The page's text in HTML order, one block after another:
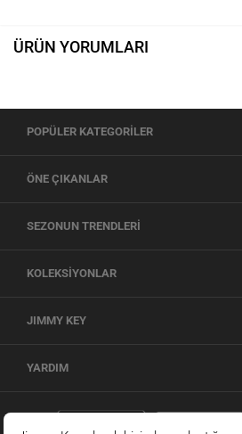
ÜRÜN YORUMLARI
POPÜLER KATEGORİLER
ÖNE ÇIKANLAR
SEZONUN TRENDLERİ
KOLEKSİYONLAR
JIMMY KEY
YARDIM